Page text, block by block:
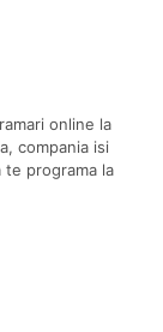
online la
compania isi
programa la